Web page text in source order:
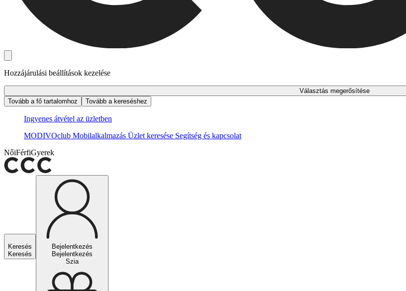
Hozzájárulási beállítások kezelése
Választás megerősítése
Tovább a fő tartalomhoz
Tovább a kereséshez
Ingyenes átvétel az üzletben
MODIVOclub Mobilalkalmazás Üzlet keresése Segítség és kapcsolat
NőiFérfiGyerek
Keresés
Keresés
Bejelentkezés
Bejelentkezés
Szia